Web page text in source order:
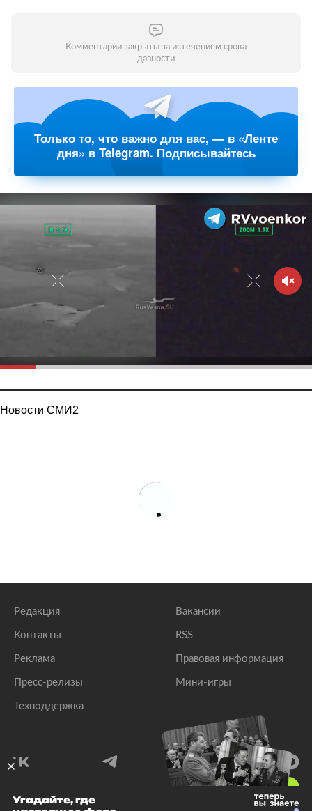
Комментарии закрыты за истечением срока
давности
Только то, что важно для вас, — в «Ленте
дня» в Telegram. Подписывайтесь
Новости СМИ2
Редакция
Контакты
Реклама
Пресс-релизы
Техподдержка
Вакансии
RSS
Правовая информация
Мини-игры
© 1999–2026 Все права защищены.
Угадайте, где